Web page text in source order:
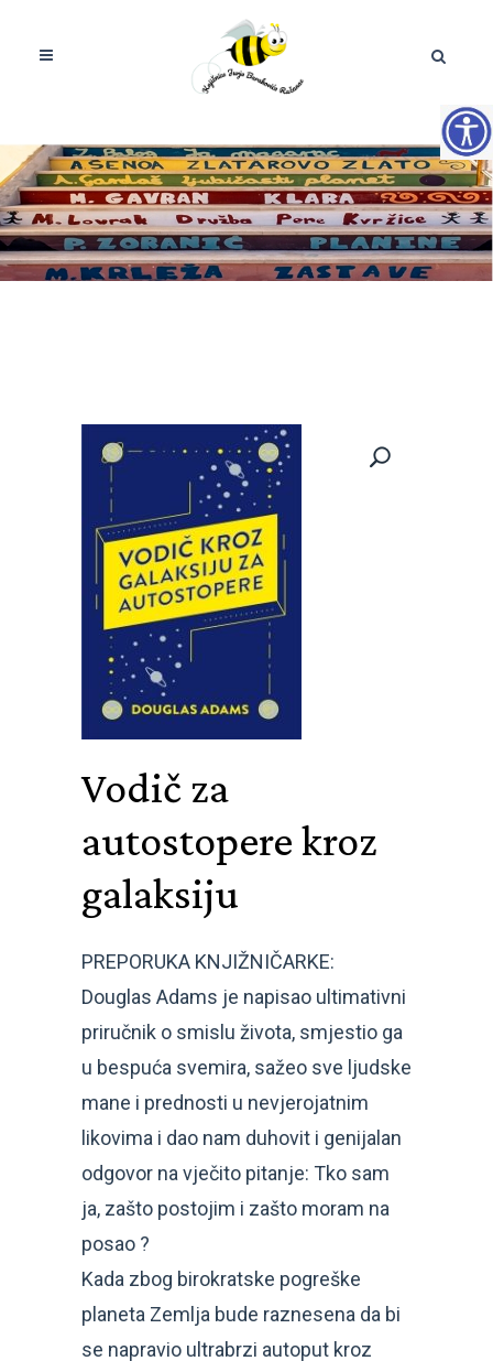
Vodič za
autostopere kroz
galaksiju
PREPORUKA KNJIŽNIČARKE:
Douglas Adams je napisao ultimativni
priručnik o smislu života, smjestio ga
u bespuća svemira, sažeo sve ljudske
mane i prednosti u nevjerojatnim
likovima i dao nam duhovit i genijalan
odgovor na vječito pitanje: Tko sam
ja, zašto postojim i zašto moram na
posao ?
Kada zbog birokratske pogreške
planeta Zemlja bude raznesena da bi
se napravio ultrabrzi autoput kroz